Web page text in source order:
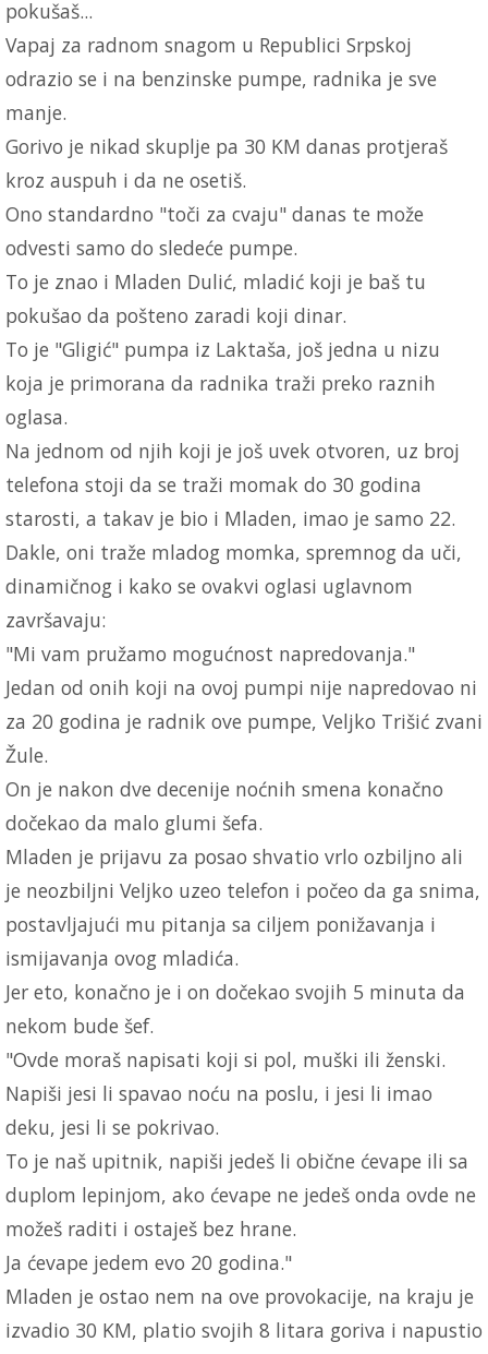
pokušaš...
Vapaj za radnom snagom u Republici Srpskoj
odrazio se i na benzinske pumpe, radnika je sve
manje.
Gorivo je nikad skuplje pa 30 KM danas protjeraš
kroz auspuh i da ne osetiš.
Ono standardno "toči za cvaju" danas te može
odvesti samo do sledeće pumpe.
To je znao i Mladen Dulić, mladić koji je baš tu
pokušao da pošteno zaradi koji dinar.
To je "Gligić" pumpa iz Laktaša, još jedna u nizu
koja je primorana da radnika traži preko raznih
oglasa.
Na jednom od njih koji je još uvek otvoren, uz broj
telefona stoji da se traži momak do 30 godina
starosti, a takav je bio i Mladen, imao je samo 22.
Dakle, oni traže mladog momka, spremnog da uči,
dinamičnog i kako se ovakvi oglasi uglavnom
završavaju:
"Mi vam pružamo mogućnost napredovanja."
Jedan od onih koji na ovoj pumpi nije napredovao ni
za 20 godina je radnik ove pumpe, Veljko Trišić zvani
Žule.
On je nakon dve decenije noćnih smena konačno
dočekao da malo glumi šefa.
Mladen je prijavu za posao shvatio vrlo ozbiljno ali
je neozbiljni Veljko uzeo telefon i počeo da ga snima,
postavljajući mu pitanja sa ciljem ponižavanja i
ismijavanja ovog mladića.
Jer eto, konačno je i on dočekao svojih 5 minuta da
nekom bude šef.
"Ovde moraš napisati koji si pol, muški ili ženski.
Napiši jesi li spavao noću na poslu, i jesi li imao
deku, jesi li se pokrivao.
To je naš upitnik, napiši jedeš li obične ćevape ili sa
duplom lepinjom, ako ćevape ne jedeš onda ovde ne
možeš raditi i ostaješ bez hrane.
Ja ćevape jedem evo 20 godina."
Mladen je ostao nem na ove provokacije, na kraju je
izvadio 30 KM, platio svojih 8 litara goriva i napustio